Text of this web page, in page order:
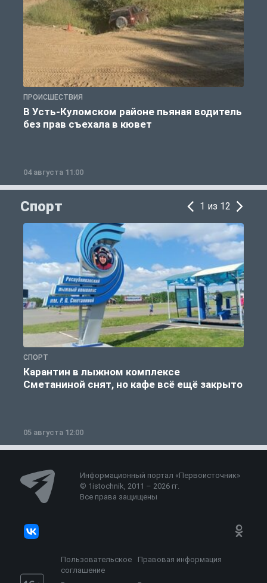
ПРОИСШЕСТВИЯ
В Усть-Куломском районе пьяная водитель
без прав съехала в кювет
04 августа 11:00
Спорт 1 из 12
СПОРТ
Карантин в лыжном комплексе
Сметаниной снят, но кафе всё ещё закрыто
05 августа 12:00
Информационный портал «Первоисточник»
© 1istochnik, 2011 – 2026 гг.
Все права защищены
Пользовательское
соглашение
Правовая информация